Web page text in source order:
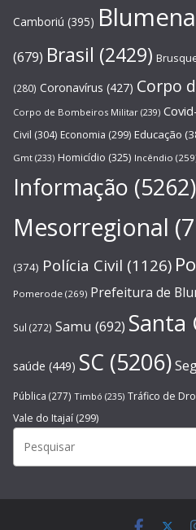
Camboriú (395)
(679) Brasil (2429)
(280) Coronavírus (427) Corpo
Corpo de Bombeiros Militar (239)
Civil (304) Economia (299) Educação
Gmt (233) Homicídio (325) Incêndio
Informação (5262)
Mesorregional
(374) Polícia Civil (1126)
Pomerode (269) Prefeitura de
Sul (272) Samu (692) Santa
saúde (449) SC (5206)
Pública (277) Timbó (235) Tráfico de
Vale do Itajaí (299)